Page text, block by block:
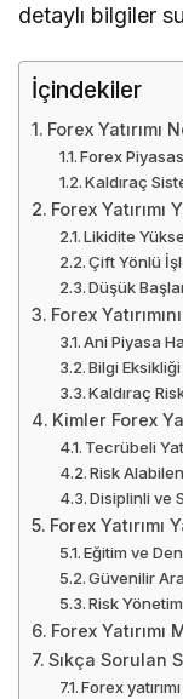
detaylı bilgiler
İçindekiler
Forex Yatırımı
Forex
Kaldıraç
Forex
Likidite
Çift Yönlü
Düşük
Forex
Ani Piyasa
Bilgi
Kaldıraç
Kimler Forex
Tecrübeli
Risk
Disiplinli ve
Forex
Eğitim ve
Güvenilir
Risk
Forex Yatırımı
Sıkça Sorulan
Forex